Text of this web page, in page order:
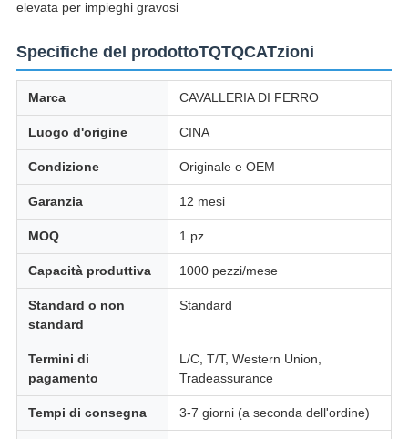
elevata per impieghi gravosi
Specifiche del prodottoTQTQCATzioni
Marca CAVALLERIA DI FERRO
Luogo d'origine CINA
Condizione Originale e OEM
Garanzia 12 mesi
MOQ 1 pz
Capacità produttiva 1000 pezzi/mese
Standard o non
standard
Standard
Termini di
pagamento
L/C, T/T, Western Union,
Tradeassurance
Tempi di consegna 3-7 giorni (a seconda dell'ordine)